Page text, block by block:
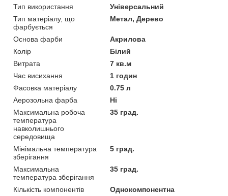
Тип використання
Універсальний
Тип матеріалу, що
фарбується
Метал, Дерево
Основа фарби
Акрилова
Колір
Білий
Витрата
7 кв.м
Час висихання
1 годин
Фасовка матеріалу
0.75 л
Аерозольна фарба
Ні
Максимальна робоча
температура
навколишнього
середовища
35 град.
Мінімальна температура
зберігання
5 град.
Максимальна
температура зберігання
35 град.
Кількість компонентів
Однокомпонентна